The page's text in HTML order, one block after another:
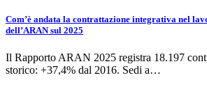
Com’è andata la contrattazione integrativa nel
dell’ARAN sul 2025
Il Rapporto ARAN 2025 registra 18.197
storico: +37,4% dal 2016. Sedi a…